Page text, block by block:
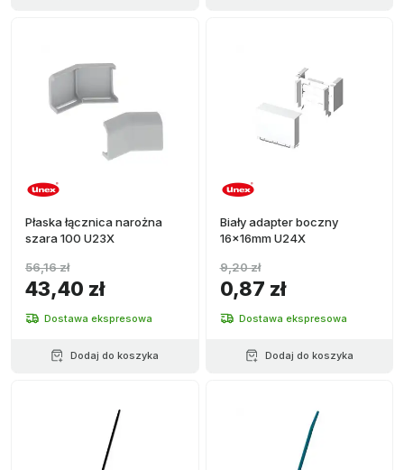
Płaska łącznica narożna
szara 100 U23X
43,40 zł
56,16 zł
Dostawa ekspresowa
Dodaj do koszyka
Biały adapter boczny
16x16mm U24X
0,87 zł
9,20 zł
Dostawa ekspresowa
Dodaj do koszyka